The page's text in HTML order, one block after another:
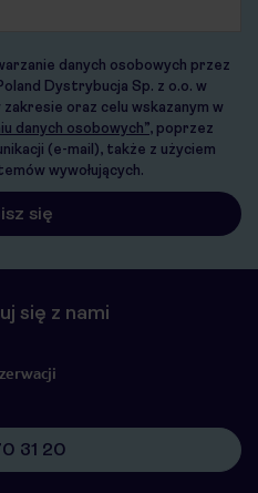
danych osobowych przez
Dystrybucja Sp. z o.o. w
oraz celu wskazanym w
danych osobowych”, poprzez
(e-mail), także z użyciem
wywołujących.
się z nami
31 20